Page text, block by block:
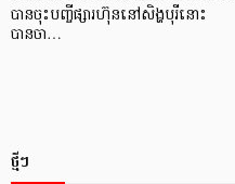
បានចុះបញ្ចីផ្សារហ៊ុននៅសិង្ហបុរីនោះ
បានចា…
ថ្មីៗ